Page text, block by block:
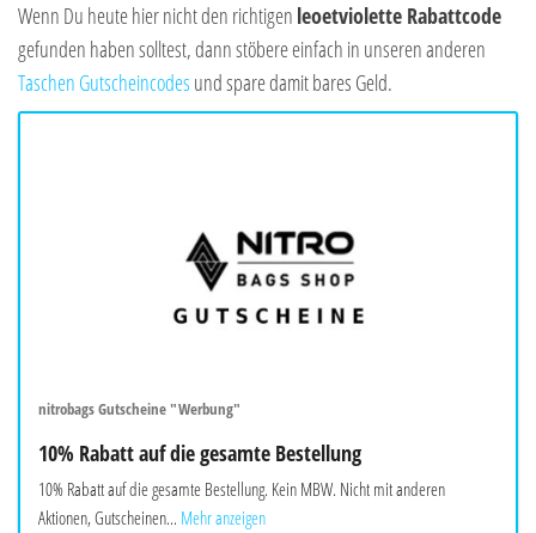
Wenn Du heute hier nicht den richtigen leoetviolette Rabattcode
gefunden haben solltest, dann stöbere einfach in unseren anderen
Taschen Gutscheincodes und spare damit bares Geld.
nitrobags Gutscheine "Werbung"
10% Rabatt auf die gesamte Bestellung
10% Rabatt auf die gesamte Bestellung. Kein MBW. Nicht mit anderen
Aktionen, Gutscheinen... Mehr anzeigen